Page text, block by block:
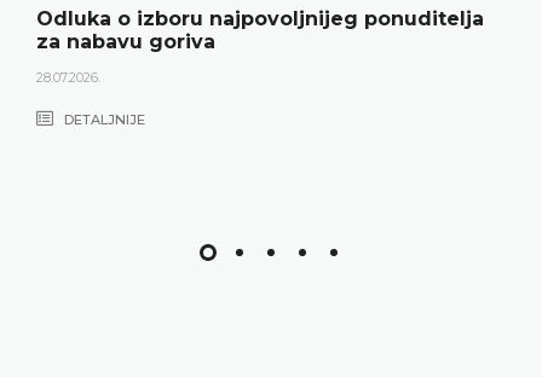
Odluka o izboru najpovoljnijeg ponuditelja
za nabavu goriva
28.07.2026.
DETALJNIJE